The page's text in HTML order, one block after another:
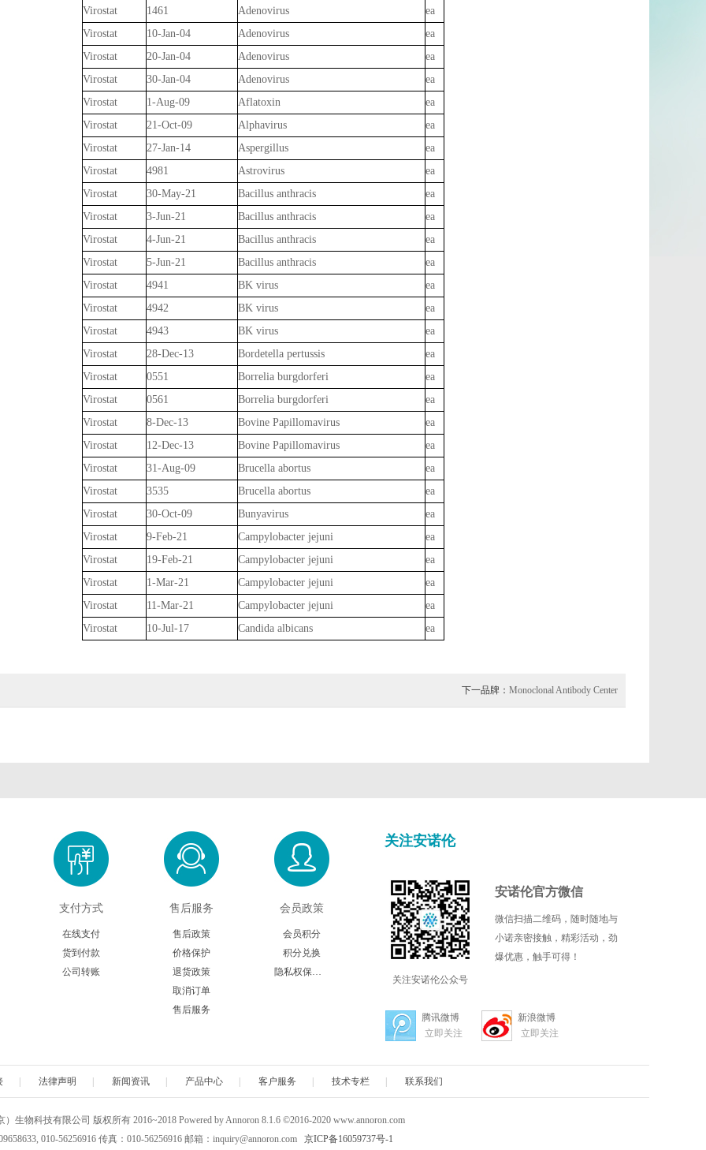
Virostat
1461 Adenovirus
ea
Virostat
10-Jan-04 Adenovirus
ea
Virostat
20-Jan-04 Adenovirus
ea
Virostat
30-Jan-04 Adenovirus
ea
Virostat
1-Aug-09 Aflatoxin
ea
Virostat
21-Oct-09 Alphavirus
ea
Virostat
27-Jan-14 Aspergillus
ea
Virostat
4981 Astrovirus
ea
Virostat
30-May-21 Bacillus anthracis
ea
Virostat
3-Jun-21 Bacillus anthracis
ea
Virostat
4-Jun-21 Bacillus anthracis
ea
Virostat
5-Jun-21 Bacillus anthracis
ea
Virostat
4941 BK virus
ea
Virostat
4942 BK virus
ea
Virostat
4943 BK virus
ea
Virostat
28-Dec-13 Bordetella pertussis
ea
Virostat
0551 Borrelia burgdorferi
ea
Virostat
0561 Borrelia burgdorferi
ea
Virostat
8-Dec-13 Bovine Papillomavirus
ea
Virostat
12-Dec-13 Bovine Papillomavirus
ea
Virostat
31-Aug-09 Brucella abortus
ea
Virostat
3535 Brucella abortus
ea
Virostat
30-Oct-09 Bunyavirus
ea
Virostat
9-Feb-21 Campylobacter jejuni
ea
Virostat
19-Feb-21 Campylobacter jejuni
ea
Virostat
1-Mar-21 Campylobacter jejuni
ea
Virostat
11-Mar-21 Campylobacter jejuni
ea
Virostat
10-Jul-17 Candida albicans ea
下一品牌： Monoclonal Antibody Center
支付方式
在线支付
货到付款
公司转账
售后服务
售后政策
价格保护
退货政策
取消订单
售后服务
会员政策
会员积分
积分兑换
隐私权保护声明
关注安诺伦
关注安诺伦公众号
安诺伦官方微信
微信扫描二维码，随时随地与
小诺亲密接触，精彩活动，劲
爆优惠，触手可得！
腾讯微博
立即关注
新浪微博
立即关注
法律声明 新闻资讯 产品中心 客户服务 技术专栏 联系我们
生物科技有限公司 版权所有 2016~2018 Powered by Annoron 8.1.6 ©2016-2020 www.annoron.com
010-56256916 传真：010-56256916 邮箱：inquiry@annoron.com 京ICP备16059737号-1